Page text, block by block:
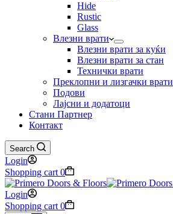
Hide
Rustic
Glass
Влезни врати
Влезни врати за куќи
Влезни врати за стан
Технички врати
Преклопни и лизгачки врати
Подови
Лајсни и додатоци
Стани Партнер
Контакт
Search
Login
Shopping cart 0
Login
Shopping cart 0